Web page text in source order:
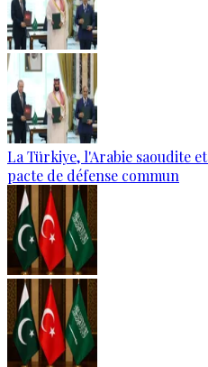
La Türkiye, l'Arabie saoudite
pacte de défense commun